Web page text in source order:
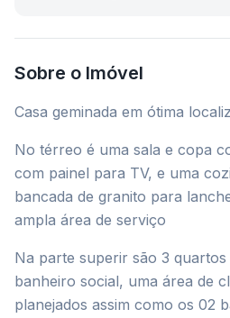
Sobre o Imóvel
Casa geminada em ótima
No térreo é uma sala e copa
com painel para TV, e uma
bancada de granito para
ampla área de serviço
Na parte superir são 3 quartos
banheiro social, uma área de
planejados assim como os 02